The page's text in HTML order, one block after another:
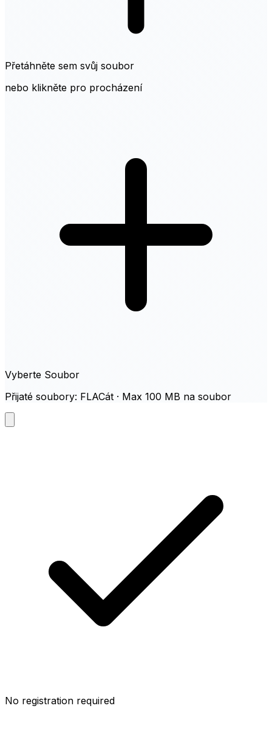
Přetáhněte sem svůj soubor
nebo klikněte pro procházení
Vyberte Soubor
Přijaté soubory: FLACát · Max 100 MB na soubor
No registration required